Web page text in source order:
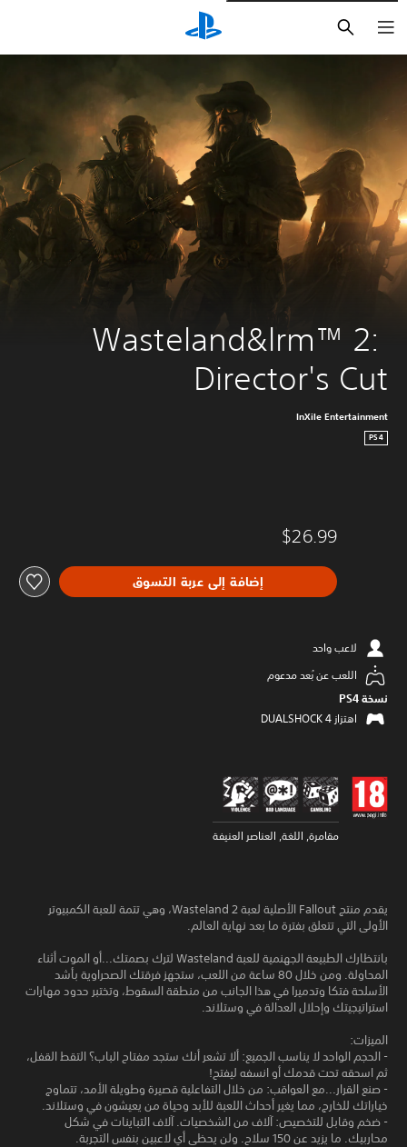
Wasteland&lrm™ 2:
Director's Cut
InXile Entertainment
PS4
$26.99
إضافة إلى عربة التسوق
لاعب واحد
اللعب عن بُعد مدعوم
نسخة PS4‏
اهتزاز DUALSHOCK 4‏
مقامرة, اللغة, العناصر العنيفة
يقدم منتج Fallout الأصلية لعبة Wasteland 2، وهي تتمة للعبة الكمبيوتر
الأولى التي تتعلق بفترة ما بعد نهاية العالم.
بانتظارك الطبيعة الجهنمية للعبة Wasteland لترك بصمتك...أو الموت أثناء
المحاولة. ومن خلال 80 ساعة من اللعب، ستجهز فرقتك الصحراوية بأشد
الأسلحة فتكا وتدميرا في هذا الجانب من منطقة السقوط، وتختبر حدود مهارات
استراتيجيتك وإحلال العدالة في وستلاند.
الميزات:
- الحجم الواحد لا يناسب الجميع: ألا تشعر أنك ستجد مفتاح الباب؟ التقط القفل،
ثم اسحقه تحت قدمك أو انسفه ليفتح!
- صنع القرار...مع العواقب: من خلال التفاعلية قصيرة وطويلة الأمد، تتماوج
خياراتك للخارج، مما يغير أحداث اللعبة للأبد وحياة من يعيشون في وستلاند.
- ضخم وقابل للتخصيص: آلاف من الشخصيات. آلاف التباينات في شكل
محاربيك. ما يزيد عن 150 سلاح. ولن يحظى أي لاعبين بنفس التجربة.